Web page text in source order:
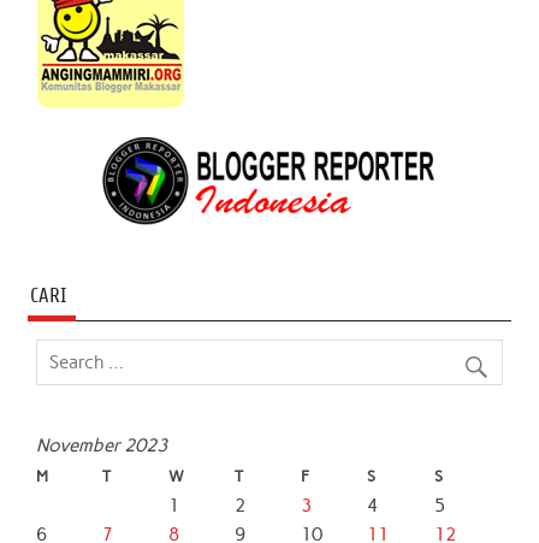
CARI
November 2023
M T W T F S S
1 2 3 4
5
6
7 8 9 10 11
12